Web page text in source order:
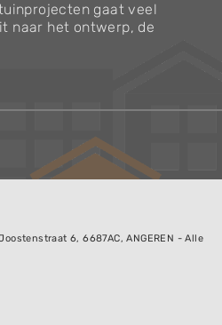
gaat veel
naar het ontwerp, de
6, 6687AC, ANGEREN - Alle